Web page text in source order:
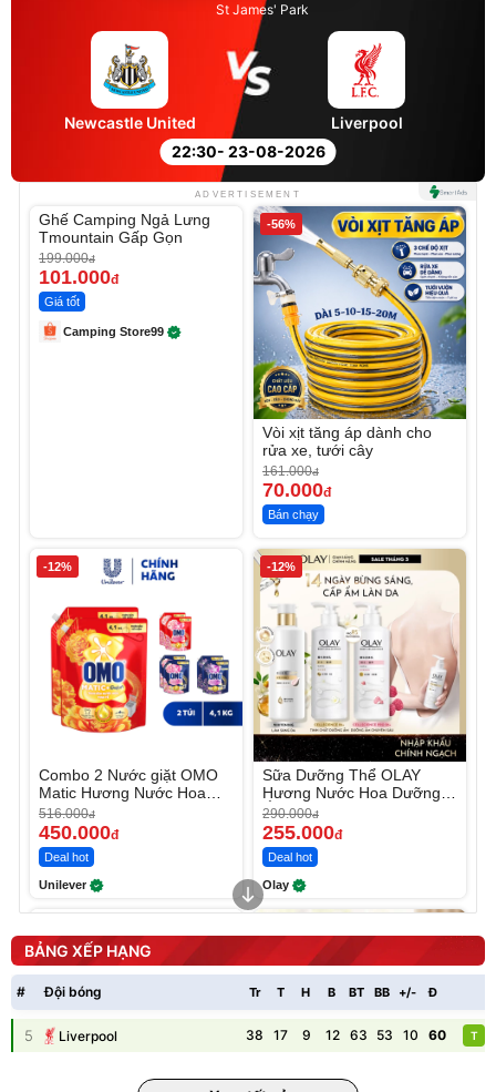
St James' Park
22:30- 23-08-2026
Newcastle United Liverpool
ADVERTISEMENT
-49%
Ghế Camping Ngả Lưng
Tmountain Gấp Gọn
199.000đ
101.000đ
Giá tốt
Camping Store99
-56%
Vòi xịt tăng áp dành cho
rửa xe, tưới cây
161.000đ
70.000đ
Bán chạy
-12%
Combo 2 Nước giặt OMO
Matic Hương Nước Hoa
Comfort 4.1KG
516.000đ
450.000đ
Deal hot
Unilever
-12%
Sữa Dưỡng Thể OLAY
Hương Nước Hoa Dưỡng
Ẩm Chuyên Sâu
290.000đ
255.000đ
Deal hot
Olay
Chống Mỏi Lưng
188.000 đ
117.600
Giá ưu đãi
JYooHome
BẢNG XẾP HẠNG
# Đội bóng Tr T H B BT BB +/- Đ
5 Liverpool 38 17 9 12 63 53 10 60 T